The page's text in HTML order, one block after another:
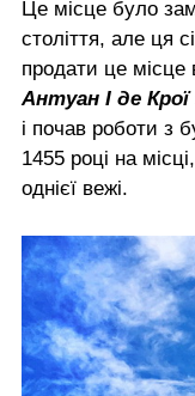
Це місце було
століття, але ця
продати це місце
Антуан I де Крої
і почав роботи з
1455 році на
однієї вежі.